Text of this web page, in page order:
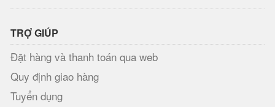
TRỢ GIÚP
Đặt hàng và thanh toán qua web
Quy định giao hàng
Tuyển dụng